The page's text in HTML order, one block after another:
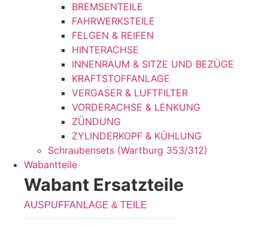
BREMSENTEILE
FAHRWERKSTEILE
FELGEN & REIFEN
HINTERACHSE
INNENRAUM & SITZE UND BEZÜGE
KRAFTSTOFFANLAGE
VERGASER & LUFTFILTER
VORDERACHSE & LENKUNG
ZÜNDUNG
ZYLINDERKOPF & KÜHLUNG
Schraubensets (Wartburg 353/312)
Wabantteile
Wabant Ersatzteile
AUSPUFFANLAGE & TEILE